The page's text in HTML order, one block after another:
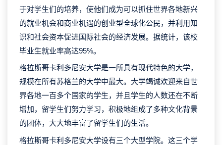
于对学生们的培养，使他们成为可以抓住世界各地新兴
的就业机会和商业机遇的创业型全球化公民，并利用知
识和社会资本促进国际社会的经济发展。据统计，该校
毕业生就业率高达95%。
格拉斯哥卡利多尼安大学是一所具有现代特色的大学，
规模在所有苏格兰的大学中最大。大学竭诚欢迎来自世
界各地一百多个国家的学生，并且学生的人数还在不断
增加，留学生们努力学习，积极地组成了多种文化背景
的团体，大大地丰富了留学生们的生活。
格拉斯哥卡利多尼安大学设有三个大型学院。这三个学